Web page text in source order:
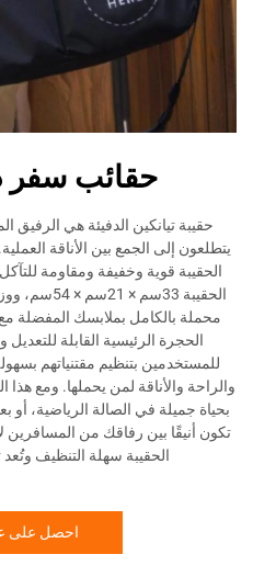
حقائب سفر دفل
الدفيئة هي الرفيق المثالي للسفر
الجمع بين الأناقة العملية. مصنوعة من
وخفيفة ومقاومة للتآكل الناتج عن
الحقيبة 33سم
بملابسك المفضلة مع القدرة على
الرئيسية القابلة للتعديل والجيوب
بتنظيم مقتنياتهم بسهولة، مع منحها
لمن يحملها. ومع هذا المنتج القيّم
في الصالة الرياضية، أو بعطلة نهاية
بين رفاقك من المسافرين لأغراض
سهلة التنظيف وتُعد تقريبًا صديقًا
احصل على عرض سعر